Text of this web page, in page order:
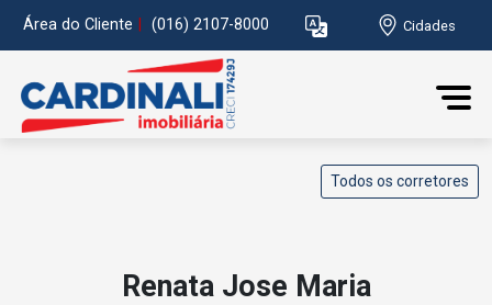
Área do Cliente (016) 2107-8000 Cidades
Todos os corretores
Renata Jose Maria